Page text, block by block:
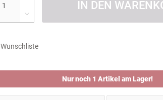
IN DEN
Wunschliste
Nur noch 1 Artikel am Lager!